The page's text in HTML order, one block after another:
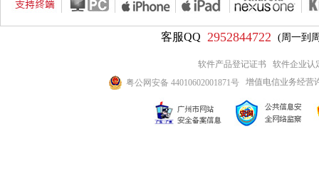
客服QQ 2952844722 (周一到
软件产品登记证书
软件企业认
粤公网安备 44010602001871号
增值电信业务经营